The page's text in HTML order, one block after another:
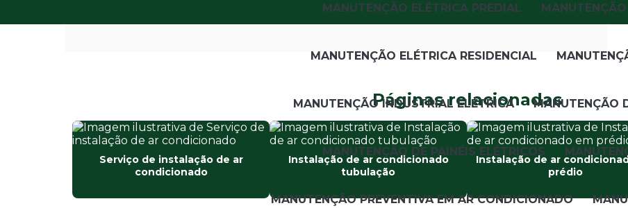
MANUTENÇÃO ELÉTRICA PREDIAL
MANUTENÇÃO ELÉTRICA RESIDENCIAL
MANUTENÇÃO INDUSTRIAL ELÉTRICA MANUTENÇÃO
MANUTENÇÃO DE PAINÉIS ELÉTRICOS
MANUTENÇÃO PREVENTIVA EM AR CONDICIONADO
Páginas relacionadas
Serviço de instalação de ar
condicionado
Instalação de ar condicionado
tubulação
Instalação de ar
prédio